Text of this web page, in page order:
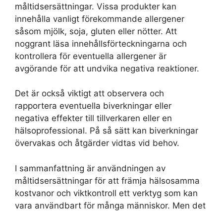
måltidsersättningar. Vissa produkter kan
innehålla vanligt förekommande allergener
såsom mjölk, soja, gluten eller nötter. Att
noggrant läsa innehållsförteckningarna och
kontrollera för eventuella allergener är
avgörande för att undvika negativa reaktioner.
Det är också viktigt att observera och
rapportera eventuella biverkningar eller
negativa effekter till tillverkaren eller en
hälsoprofessional. På så sätt kan biverkningar
övervakas och åtgärder vidtas vid behov.
I sammanfattning är användningen av
måltidsersättningar för att främja hälsosamma
kostvanor och viktkontroll ett verktyg som kan
vara användbart för många människor. Men det